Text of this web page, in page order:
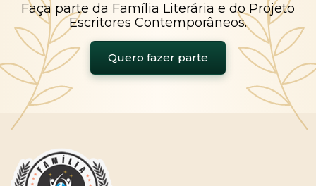
Faça parte da Família Literária e do Projeto
Escritores Contemporâneos.
Quero fazer parte